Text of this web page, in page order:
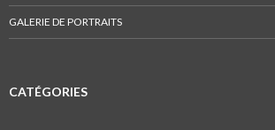
GALERIE DE PORTRAITS
CATÉGORIES